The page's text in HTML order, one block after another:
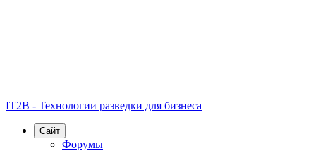
IT2B - Технологии разведки для бизнеса
Сайт
Форумы